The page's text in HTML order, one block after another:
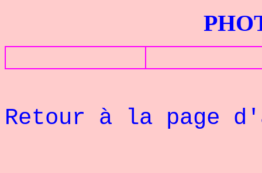
PHOTOS
Retour à la page